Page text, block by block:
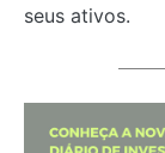
seus ativos.